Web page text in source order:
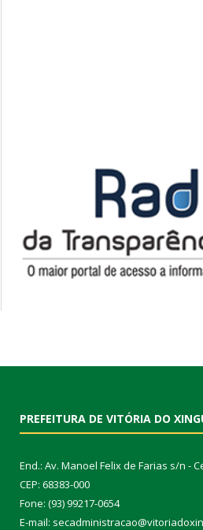
PREFEITURA DE VITÓRIA DO
End.: Av. Manoel Felix de Farias s/n -
CEP: 68383-000
Fone: (93) 99217-0654
E-mail: